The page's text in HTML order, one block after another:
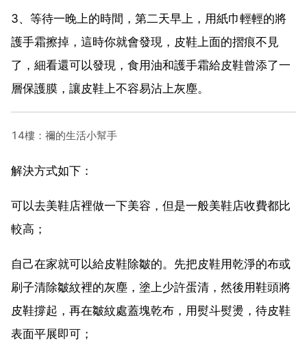
3、等待一晚上的時間，第二天早上，用紙巾輕輕的將
護手霜擦掉，這時你就會發現，皮鞋上面的摺痕不見
了，細看還可以發現，食用油和護手霜給皮鞋曾添了一
層保護膜，讓皮鞋上不容易沾上灰塵。
14樓：禰的生活小幫手
解決方式如下：
可以去美鞋店裡做一下美容，但是一般美鞋店收費都比
較高；
自己在家就可以給皮鞋除皺的。先把皮鞋用乾淨的布或
刷子清除皺紋裡的灰塵，塗上少許蛋清，然後用鞋頭將
皮鞋撐起，再在皺紋處蓋塊乾布，用熨斗熨燙，待皮鞋
表面平展即可；